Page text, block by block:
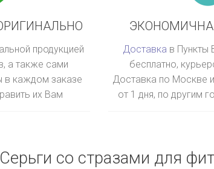
продукцией
а также сами
в каждом заказе
их Вам
Доставка в Пункты
бесплатно,
Доставка по Москве
от 1 дня, по другим
Серьги со стразами для